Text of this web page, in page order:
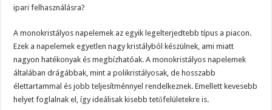
ipari felhasználásra?
A monokristályos napelemek az egyik legelterjedtebb típus a piacon.
Ezek a napelemek egyetlen nagy kristályból készülnek, ami miatt
nagyon hatékonyak és megbízhatóak. A monokristályos napelemek
általában drágábbak, mint a polikristályosak, de hosszabb
élettartammal és jobb teljesítménnyel rendelkeznek. Emellett kevesebb
helyet foglalnak el, így ideálisak kisebb tetőfelületekre is.